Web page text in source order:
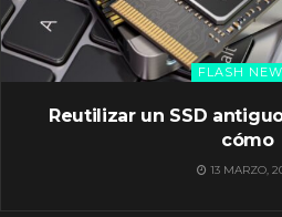
FLASH
Reutilizar un SSD
cómo
13 MARZO,